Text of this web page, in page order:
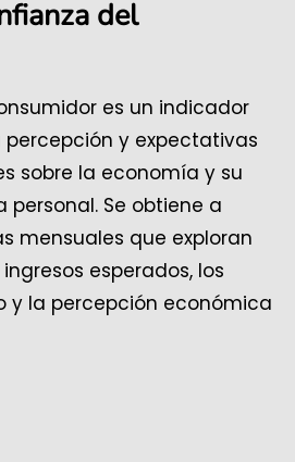
del
es un indicador
y expectativas
sobre la economía y su
Se obtiene a
mensuales que exploran
esperados, los
y la percepción económica